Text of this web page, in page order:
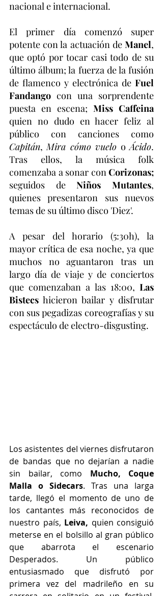
nacional e internacional.
El primer día comenzó super
potente con la actuación de Manel,
que optó por tocar casi todo de su
último álbum; la fuerza de la fusión
de flamenco y electrónica de Fuel
Fandango con una sorprendente
puesta en escena; Miss Caffeina
quien no dudo en hacer feliz al
Capitán, Mira cómo vuelo o Ácido.
Tras ellos, la música folk
comenzaba a sonar con
seguidos de Niños Mutantes,
quienes presentaron sus nuevos
temas de su último disco 'Diez'.
A pesar del horario (5:30h), la
mayor crítica de esa noche, ya que
muchos no aguantaron tras un
largo día de viaje y de conciertos
que comenzaban a las 18:00, Las
Bistecs hicieron bailar y disfrutar
con sus pegadizas coreografías y su
espectáculo de electro-disgusting.
Los asistentes del viernes disfrutaron
de bandas que no dejarían a nadie
sin bailar, como Mucho, Coque
Malla o Sidecars. Tras una larga
tarde, llegó el momento de uno de
los cantantes más reconocidos de
nuestro país, Leiva, quien consiguió
meterse en el bolsillo al gran público
que abarrota el escenario
Desperados. Un público
entusiasmado que disfrutó por
primera vez del madrileño en su